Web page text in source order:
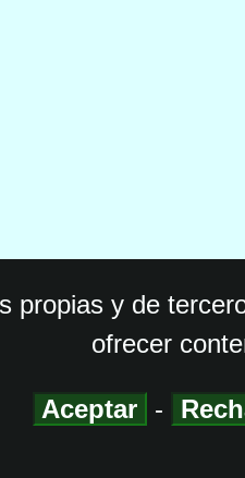
propias y de
ofrecer
Aceptar -